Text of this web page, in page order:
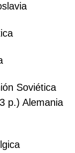
Soviética
p.) Alemania